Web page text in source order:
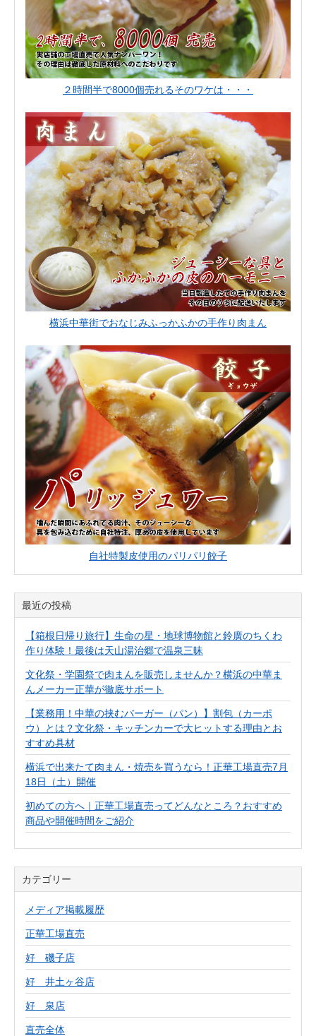
２時間半で8000個売れるそのワケは・・・
横浜中華街でおなじみふっかふかの手作り肉まん
自社特製皮使用のパリパリ餃子
最近の投稿
【箱根日帰り旅行】生命の星・地球博物館と鈴廣のちくわ
作り体験！最後は天山湯治郷で温泉三昧
文化祭・学園祭で肉まんを販売しませんか？横浜の中華ま
んメーカー正華が徹底サポート
【業務用！中華の挟むバーガー（パン）】割包（カーポ
ウ）とは？文化祭・キッチンカーで大ヒットする理由とお
すすめ具材
横浜で出来たて肉まん・焼売を買うなら！正華工場直売7月
18日（土）開催
初めての方へ｜正華工場直売ってどんなところ？おすすめ
商品や開催時間をご紹介
カテゴリー
メディア掲載履歴
正華工場直売
好 磯子店
好 井土ヶ谷店
好 泉店
直売全体